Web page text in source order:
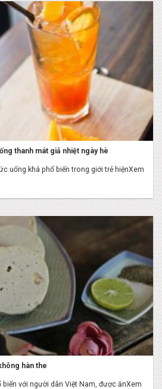
thanh mát giả nhiệt ngày hè
uống khá phổ biến trong giới trẻ hiệnXem
hàn the
với người dân Việt Nam, được ănXem